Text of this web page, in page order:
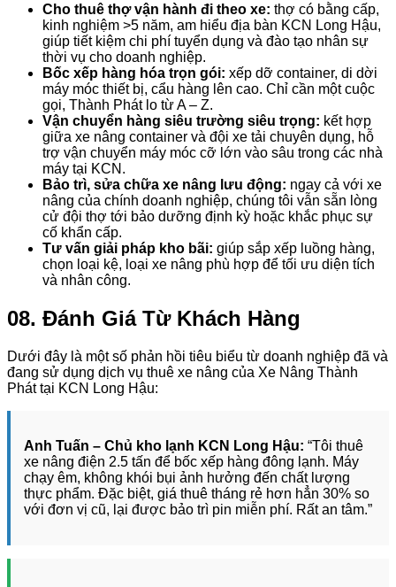
Cho thuê thợ vận hành đi theo xe: thợ có bằng cấp,
kinh nghiệm >5 năm, am hiểu địa bàn KCN Long Hậu,
giúp tiết kiệm chi phí tuyển dụng và đào tạo nhân sự
thời vụ cho doanh nghiệp.
Bốc xếp hàng hóa trọn gói: xếp dỡ container, di dời
máy móc thiết bị, cẩu hàng lên cao. Chỉ cần một cuộc
gọi, Thành Phát lo từ A – Z.
Vận chuyển hàng siêu trường siêu trọng: kết hợp
giữa xe nâng container và đội xe tải chuyên dụng, hỗ
trợ vận chuyển máy móc cỡ lớn vào sâu trong các nhà
máy tại KCN.
Bảo trì, sửa chữa xe nâng lưu động: ngay cả với xe
nâng của chính doanh nghiệp, chúng tôi vẫn sẵn lòng
cử đội thợ tới bảo dưỡng định kỳ hoặc khắc phục sự
cố khẩn cấp.
Tư vấn giải pháp kho bãi: giúp sắp xếp luồng hàng,
chọn loại kệ, loại xe nâng phù hợp để tối ưu diện tích
và nhân công.
08. Đánh Giá Từ Khách Hàng
Dưới đây là một số phản hồi tiêu biểu từ doanh nghiệp đã và
đang sử dụng dịch vụ thuê xe nâng của Xe Nâng Thành
Phát tại KCN Long Hậu:
Anh Tuấn – Chủ kho lạnh KCN Long Hậu: “Tôi thuê
xe nâng điện 2.5 tấn để bốc xếp hàng đông lạnh. Máy
chạy êm, không khói bụi ảnh hưởng đến chất lượng
thực phẩm. Đặc biệt, giá thuê tháng rẻ hơn hẳn 30% so
với đơn vị cũ, lại được bảo trì pin miễn phí. Rất an tâm.”